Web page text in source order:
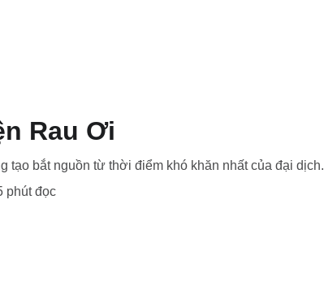
Rau Ơi
bắt nguồn từ thời điểm khó khăn nhất của đại dịch.
phút đọc